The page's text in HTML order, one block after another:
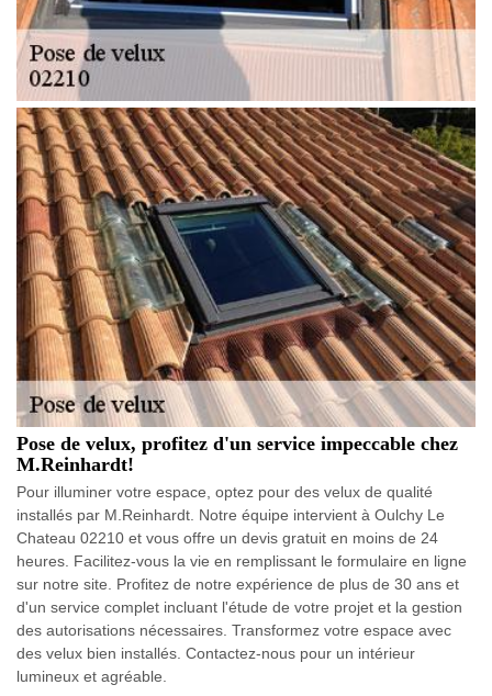
Pose de velux, profitez d'un service impeccable chez
M.Reinhardt!
Pour illuminer votre espace, optez pour des velux de qualité
installés par M.Reinhardt. Notre équipe intervient à Oulchy Le
Chateau 02210 et vous offre un devis gratuit en moins de 24
heures. Facilitez-vous la vie en remplissant le formulaire en ligne
sur notre site. Profitez de notre expérience de plus de 30 ans et
d'un service complet incluant l'étude de votre projet et la gestion
des autorisations nécessaires. Transformez votre espace avec
des velux bien installés. Contactez-nous pour un intérieur
lumineux et agréable.